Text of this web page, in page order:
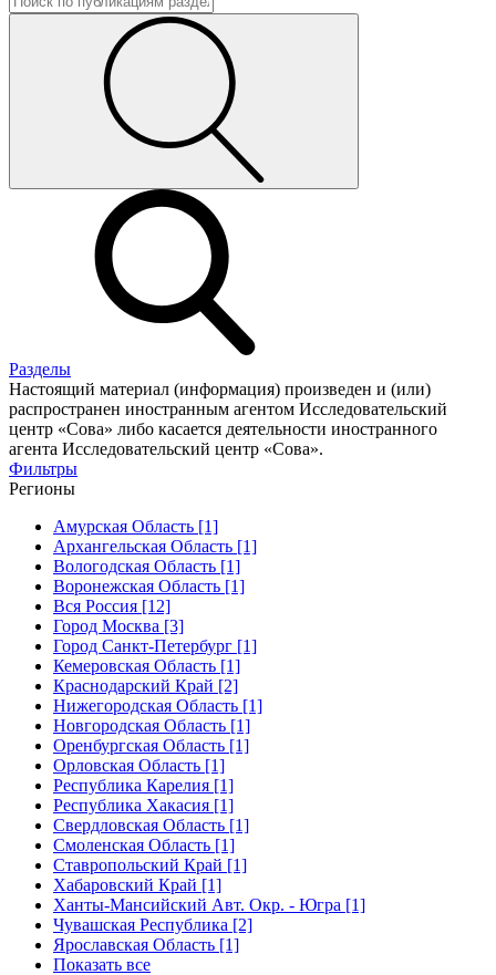
Разделы
Настоящий материал (информация) произведен и (или)
распространен иностранным агентом Исследовательский
центр «Сова» либо касается деятельности иностранного
агента Исследовательский центр «Сова».
Фильтры
Регионы
Амурская Область [1]
Архангельская Область [1]
Вологодская Область [1]
Воронежская Область [1]
Вся Россия [12]
Город Москва [3]
Город Санкт-Петербург [1]
Кемеровская Область [1]
Краснодарский Край [2]
Нижегородская Область [1]
Новгородская Область [1]
Оренбургская Область [1]
Орловская Область [1]
Республика Карелия [1]
Республика Хакасия [1]
Свердловская Область [1]
Смоленская Область [1]
Ставропольский Край [1]
Хабаровский Край [1]
Ханты-Мансийский Авт. Окр. - Югра [1]
Чувашская Республика [2]
Ярославская Область [1]
Показать все